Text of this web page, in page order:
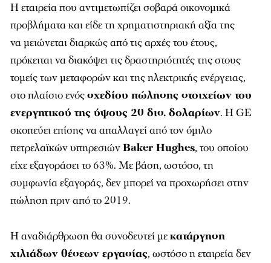
Η εταιρεία που αντιμετωπίζει σοβαρά οικονομικά
προβλήματα και είδε τη χρηματιστηριακή αξία της
να μειώνεται διαρκώς από τις αρχές του έτους,
πρόκειται να διακόψει τις δραστηριότητές της στους
τομείς των μεταφορών και της ηλεκτρικής ενέργειας,
στο πλαίσιο ενόςσχεδίου πώλησης στοιχείων του
ενεργητικού της ύψους 20 δισ. δολαρίων. Η GE
σκοπεύει επίσης να απαλλαγεί από τον όμιλο
πετρελαϊκών υπηρεσιώνBaker Hughes, του οποίου
είχε εξαγοράσει το 63%. Με βάση, ωστόσο, τη
συμφωνία εξαγοράς, δεν μπορεί να προχωρήσει στην
πώληση πριν από το 2019.
Η αναδιάρθρωση θα συνοδευτεί μεκατάργηση
χιλιάδων θέσεων εργασίας, ωστόσο η εταιρεία δεν